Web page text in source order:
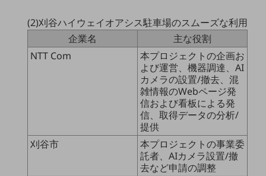
お役立ち資料ダウンロード
トレンド記事特集
中堅中小企業向け
課題やニーズに合ったサービスをご紹介し、
ネットワーク
(2)刈谷ハイウェイオアシス駐車場のスムーズな利用
企業名
主な役割
NTT Com
本プロジェクトの企画お
よび運営、機器調達、AI
カメラの設置/撤去、混
雑情報のWebページ発
信および看板による発
信、取得データの分析/
提供
刈谷市
本プロジェクトの事業委
託者、AIカメラ設置/撤
去など申請の調整